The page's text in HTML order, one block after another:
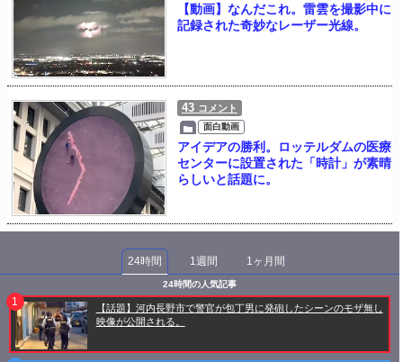
【動画】なんだこれ。雷雲を撮影中に
記録された奇妙なレーザー光線。
43 コメント
面白動画
アイデアの勝利。ロッテルダムの医療
センターに設置された「時計」が素晴
らしいと話題に。
24時間 1週間 1ヶ月間
24時間の人気記事
【話題】河内長野市で警官が包丁男に発砲したシーンのモザ無し
映像が公開される。